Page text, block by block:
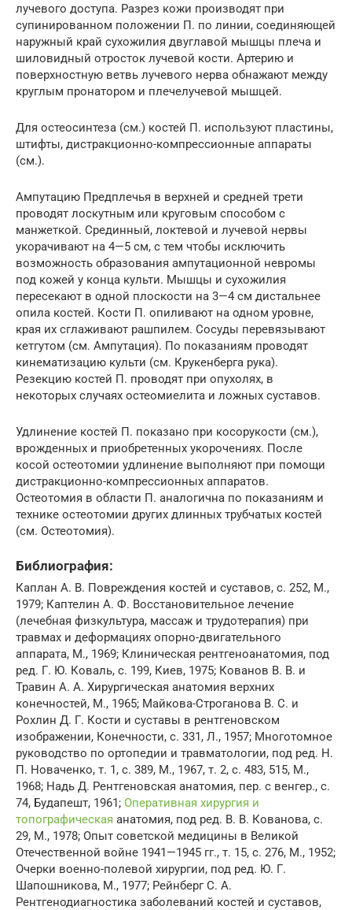
лучевого доступа. Разрез кожи производят при
супинированном положении П. по линии, соединяющей
наружный край сухожилия двуглавой мышцы плеча и
шиловидный отросток лучевой кости. Артерию и
поверхностную ветвь лучевого нерва обнажают между
круглым пронатором и плечелучевой мышцей.
Для остеосинтеза (см.) костей П. используют пластины,
штифты, дистракционно-компрессионные аппараты
(см.).
Ампутацию Предплечья в верхней и средней трети
проводят лоскутным или круговым способом с
манжеткой. Срединный, локтевой и лучевой нервы
укорачивают на 4—5 см, с тем чтобы исключить
возможность образования ампутационной невромы
под кожей у конца культи. Мышцы и сухожилия
пересекают в одной плоскости на 3—4 см дистальнее
опила костей. Кости П. опиливают на одном уровне,
края их сглаживают рашпилем. Сосуды перевязывают
кетгутом (см. Ампутация). По показаниям проводят
кинематизацию культи (см. Крукенберга рука).
Резекцию костей П. проводят при опухолях, в
некоторых случаях остеомиелита и ложных суставов.
Удлинение костей П. показано при косорукости (см.),
врожденных и приобретенных укорочениях. После
косой остеотомии удлинение выполняют при помощи
дистракционно-компрессионных аппаратов.
Остеотомия в области П. аналогична по показаниям и
технике остеотомии других длинных трубчатых костей
(см. Остеотомия).
Библиография:
Каплан А. В. Повреждения костей и суставов, с. 252, М.,
1979; Каптелин А. Ф. Восстановительное лечение
(лечебная физкультура, массаж и трудотерапия) при
травмах и деформациях опорно-двигательного
аппарата, М., 1969; Клиническая рентгеноанатомия, под
ред. Г. Ю. Коваль, с. 199, Киев, 1975; Кованов В. В. и
Травин А. А. Хирургическая анатомия верхних
конечностей, М., 1965; Майкова-Строганова В. С. и
Рохлин Д. Г. Кости и суставы в рентгеновском
изображении, Конечности, с. 331, Л., 1957; Многотомное
руководство по ортопедии и травматологии, под ред. Н.
П. Новаченко, т. 1, с. 389, М., 1967, т. 2, с. 483, 515, М.,
1968; Надь Д. Рентгеновская анатомия, пер. с венгер., с.
74, Будапешт, 1961; Оперативная хирургия и
топографическая анатомия, под ред. В. В. Кованова, с.
29, М., 1978; Опыт советской медицины в Великой
Отечественной войне 1941—1945 гг., т. 15, с. 276, М., 1952;
Очерки военно-полевой хирургии, под ред. Ю. Г.
Шапошникова, М., 1977; Рейнберг С. А.
Рентгенодиагностика заболеваний костей и суставов,